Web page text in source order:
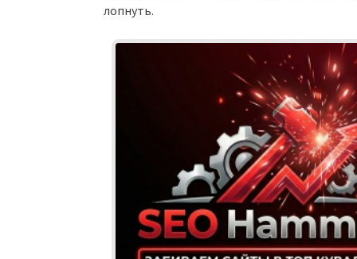
лопнуть.